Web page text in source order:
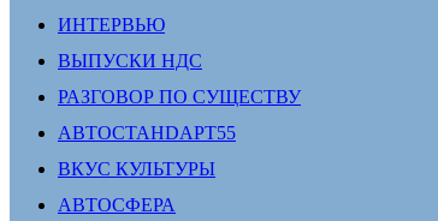
ИНТЕРВЬЮ
ВЫПУСКИ НДС
РАЗГОВОР ПО СУЩЕСТВУ
АВТОСТАНDАРТ55
ВКУС КУЛЬТУРЫ
АВТОСФЕРА